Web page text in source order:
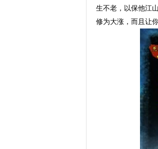
生不老，以保他江
修为大涨，而且让